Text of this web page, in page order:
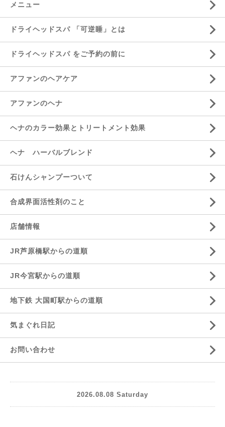
メニュー
ドライヘッドスパ 「可逆睡」とは
ドライヘッドスパ をご予約の前に
アファンのヘアケア
アファンのヘナ
ヘナのカラー効果とトリートメント効果
ヘナ ハーバルブレンド
石けんシャンプーついて
合成界面活性剤のこと
店舗情報
JR芦原橋駅からの道順
JR今宮駅からの道順
地下鉄 大国町駅からの道順
気まぐれ日記
お問い合わせ
2026.08.08 Saturday